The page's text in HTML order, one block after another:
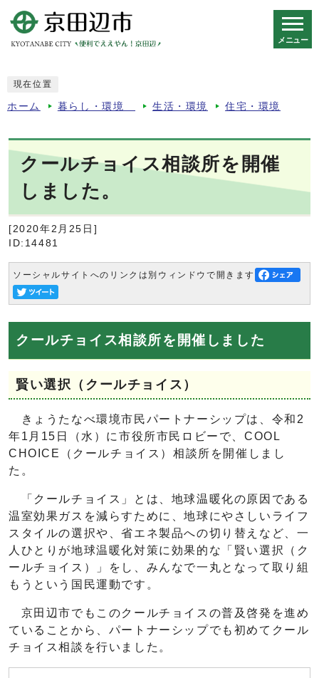
メニュー
現在位置
ホーム 暮らし・環境 生活・環境 住宅・環境
クールチョイス相談所を開催
しました。
[2020年2月25日]
ID:14481
ソーシャルサイトへのリンクは別ウィンドウで開きます
クールチョイス相談所を開催しました
賢い選択（クールチョイス）
きょうたなべ環境市民パートナーシップは、令和2
年1月15日（水）に市役所市民ロビーで、COOL
CHOICE（クールチョイス）相談所を開催しまし
た。
「クールチョイス」とは、地球温暖化の原因である
温室効果ガスを減らすために、地球にやさしいライフ
スタイルの選択や、省エネ製品への切り替えなど、一
人ひとりが地球温暖化対策に効果的な「賢い選択（ク
ールチョイス）」をし、みんなで一丸となって取り組
もうという国民運動です。
京田辺市でもこのクールチョイスの普及啓発を進め
ていることから、パートナーシップでも初めてクール
チョイス相談を行いました。